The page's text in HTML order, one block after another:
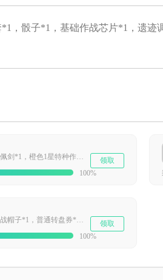
，骰子*1，基础作战芯片*1，遗迹
橙色1星步战官佩剑*1，橙色1星特种作战手套*1，橙色1星特种作战帽子*1，橙色1星特种作战作战服*1
100%
领取
紫色2星特种作战帽子*1，普通转盘券*3，1000星灵经验补给*150，净化金属*150
100%
领取